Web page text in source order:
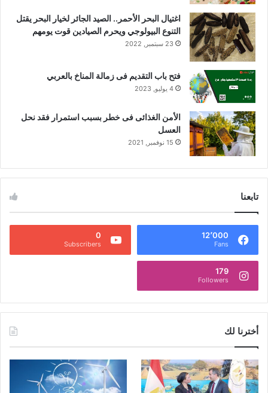
اغتيال البحر الأحمر.. الصيد الجائر لخيار البحر يقتل
التنوع البيولوجي ويحرم الصيادين قوت يومهم
23 سبتمبر, 2022
فتح باب التقديم فى زمالة المناخ بالعربي
4 يوليو, 2023
الأمن الغذائى فى خطر بسبب استمرار فقد نحل
العسل
15 نوفمبر, 2021
تابعنا
12٬000
Fans
0
Subscribers
179
Followers
أخترنا لك